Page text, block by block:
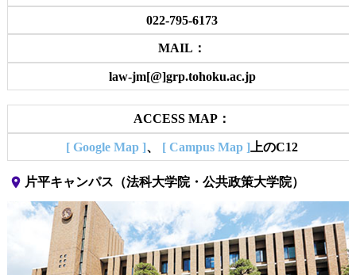
022-795-6173
MAIL：
law-jm[@]grp.tohoku.ac.jp
ACCESS MAP：
[ Google Map ]、 [ Campus Map ] 上のC12
place 片平キャンパス（法科大学院・公共政策大学院）